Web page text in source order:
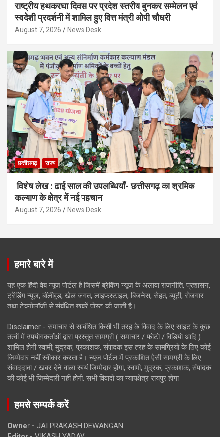
राष्ट्रीय हथकरघा दिवस पर प्रदेश स्तरीय बुनकर सम्मेलन एवं
स्वदेशी प्रदर्शनी में शामिल हुए वित्त मंत्री ओपी चौधरी
August 7, 2026 News Desk
छत्तीसगढ़ राज्य
विशेष लेख : ढाई साल की उपलब्धियाँ- छत्तीसगढ़ का श्रमिक
कल्याण के क्षेत्र में नई पहचान
August 7, 2026 News Desk
हमारे बारे में
यह एक हिंदी वेब न्यूज़ पोर्टल है जिसमें ब्रेकिंग न्यूज़ के अलावा राजनीति, प्रशासन,
ट्रेंडिंग न्यूज, बॉलीवुड, खेल जगत, लाइफस्टाइल, बिजनेस, सेहत, ब्यूटी, रोजगार
तथा टेक्नोलॉजी से संबंधित खबरें पोस्ट की जाती है।
Disclaimer - समाचार से सम्बंधित किसी भी तरह के विवाद के लिए साइट के कुछ
तत्वों में उपयोगकर्ताओं द्वारा प्रस्तुत सामग्री ( समाचार / फोटो / विडियो आदि )
शामिल होगी स्वामी, मुद्रक, प्रकाशक, संपादक इस तरह के सामग्रियों के लिए कोई
ज़िम्मेदार नहीं स्वीकार करता है। न्यूज़ पोर्टल में प्रकाशित ऐसी सामग्री के लिए
संवाददाता / खबर देने वाला स्वयं जिम्मेदार होगा, स्वामी, मुद्रक, प्रकाशक, संपादक
की कोई भी जिम्मेदारी नहीं होगी. सभी विवादों का न्यायक्षेत्र रायपुर होगा
हमसे सम्पर्क करें
Owner - JAI PRAKASH DEWANGAN